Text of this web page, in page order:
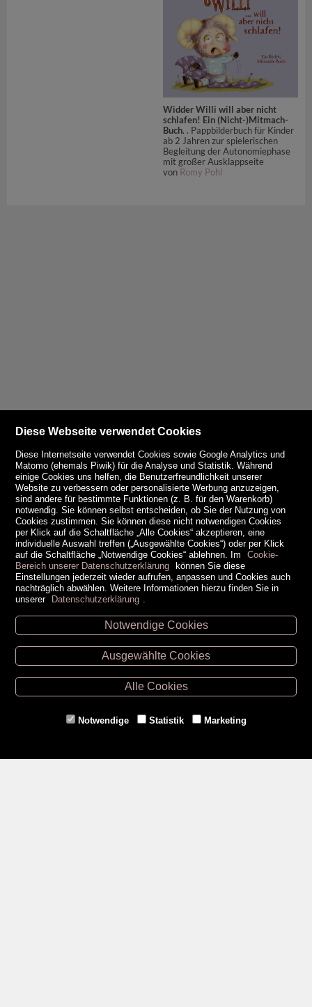
Widder Willi will aber nicht
schlafen! Ein (Nicht-)Mitmach-
Buch. . Pappbilderbuch für Kinder
ab 2 Jahren zur spielerischen
Begleitung der Autonomiephase
mit großer Ausklappseite
von Romy Pohl
Unsere Öffnungszeiten
Retz -02942/20433
Hollabrunn -02952/30057
Eggenburg -02984/3836
Gmünd -
Diese Webseite verwendet Cookies
Diese Internetseite verwendet Cookies sowie Google Analytics und
Matomo (ehemals Piwik) für die Analyse und Statistik. Während
einige Cookies uns helfen, die Benutzerfreundlichkeit unserer
Website zu verbessern oder personalisierte Werbung anzuzeigen,
sind andere für bestimmte Funktionen (z. B. für den Warenkorb)
notwendig. Sie können selbst entscheiden, ob Sie der Nutzung von
Cookies zustimmen. Sie können diese nicht notwendigen Cookies
per Klick auf die Schaltfläche „Alle Cookies“ akzeptieren, eine
individuelle Auswahl treffen („Ausgewählte Cookies“) oder per Klick
auf die Schaltfläche „Notwendige Cookies“ ablehnen. Im
Cookie-
Bereich unserer Datenschutzerklärung können Sie diese
Einstellungen jederzeit wieder aufrufen, anpassen und Cookies auch
nachträglich abwählen. Weitere Informationen hierzu finden Sie in
unserer Datenschutzerklärung
Notwendige Cookies
Ausgewählte Cookies
Alle Cookies
Notwendige Statistik Marketing